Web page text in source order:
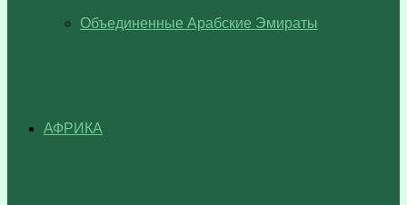
Объединенные Арабские Эмираты
АФРИКА